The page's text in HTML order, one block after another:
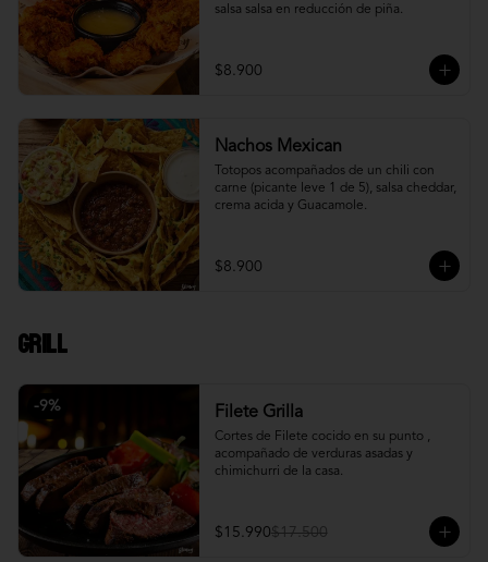
salsa salsa en reducción de piña.
$8.900
Nachos Mexican
Totopos acompañados de un chili con
carne (picante leve 1 de 5), salsa cheddar,
crema acida y Guacamole.
$8.900
Grill
-9% Filete Grilla
Cortes de Filete cocido en su punto ,
acompañado de verduras asadas y
chimichurri de la casa.
$15.990$17.500